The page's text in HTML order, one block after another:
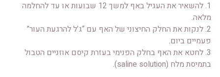
1. להשאיר את העגיל באף למשך 12 שבועות או עד להחלמה
מלאה.
2. לנקות את החלק החיצוני של האף עם “ג’ל להרגעת העור”
פעמיים ביום.
3. לחטא את האף בחלק הפנימי בעזרת קיסם אוזניים הטבול
בתמיסת מלח (saline solution).